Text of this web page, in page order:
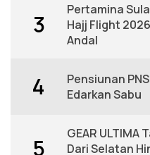
3
Pertamina
Hajj Flight
Andal
4
Pensiunan
Edarkan Sabu
5
GEAR ULTIMA
Dari Selatan